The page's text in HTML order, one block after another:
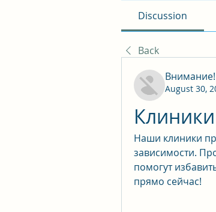
Discussion
Back
August 30,
Наши клиники
зависимости.
помогут
прямо сейчас!